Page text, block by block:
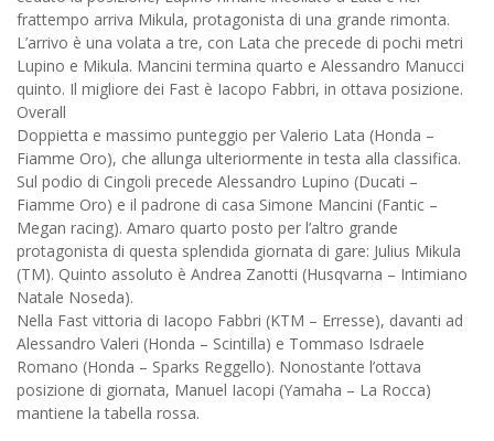
frattempo arriva Mikula, protagonista di una grande rimonta.
L’arrivo è una volata a tre, con Lata che precede di pochi metri
Lupino e Mikula. Mancini termina quarto e Alessandro Manucci
quinto. Il migliore dei Fast è Iacopo Fabbri, in ottava posizione.
Overall
Doppietta e massimo punteggio per Valerio Lata (Honda –
Fiamme Oro), che allunga ulteriormente in testa alla classifica.
Sul podio di Cingoli precede Alessandro Lupino (Ducati –
Fiamme Oro) e il padrone di casa Simone Mancini (Fantic –
Megan racing). Amaro quarto posto per l’altro grande
protagonista di questa splendida giornata di gare: Julius Mikula
(TM). Quinto assoluto è Andrea Zanotti (Husqvarna – Intimiano
Natale Noseda).
Nella Fast vittoria di Iacopo Fabbri (KTM – Erresse), davanti ad
Alessandro Valeri (Honda – Scintilla) e Tommaso Isdraele
Romano (Honda – Sparks Reggello). Nonostante l’ottava
posizione di giornata, Manuel Iacopi (Yamaha – La Rocca)
mantiene la tabella rossa.